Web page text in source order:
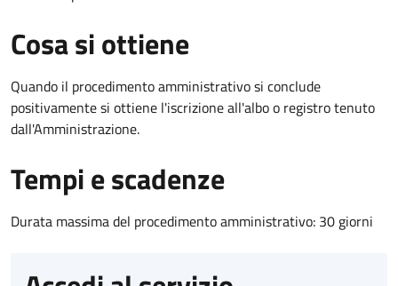
Cosa si ottiene
Quando il procedimento amministrativo si conclude
positivamente si ottiene l'iscrizione all'albo o registro tenuto
dall'Amministrazione.
Tempi e scadenze
Durata massima del procedimento amministrativo: 30 giorni